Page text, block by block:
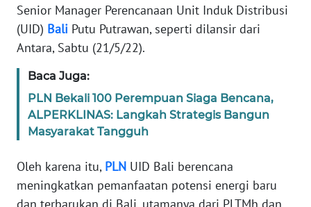
Senior Manager Perencanaan Unit Induk Distribusi
(UID) Bali Putu Putrawan, seperti dilansir dari
Antara, Sabtu (21/5/22).
Baca Juga:
PLN Bekali 100 Perempuan Siaga Bencana,
ALPERKLINAS: Langkah Strategis Bangun
Masyarakat Tangguh
Oleh karena itu, PLN UID Bali berencana
meningkatkan pemanfaatan potensi energi baru
dan terbarukan di Bali, utamanya dari PLTMh dan
Wahana
News
Regional
WN
SUMUT
WN